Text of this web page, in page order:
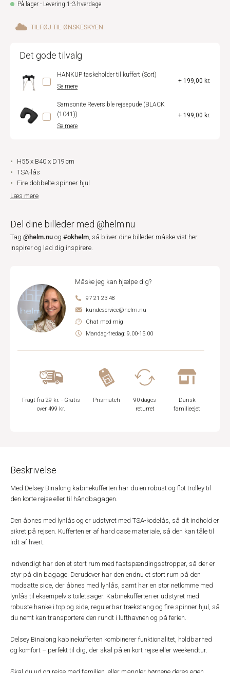
På lager - Levering 1-3 hverdage
TILFØJ TIL ØNSKESKYEN
Det gode tilvalg
HANKUP taskeholder til kuffert (Sort)
Se mere
+ 199,00 kr.
Samsonite Reversible rejsepude (BLACK
(1041))
Se mere
+ 199,00 kr.
H55 x B40 x D19 cm
TSA-lås
Fire dobbelte spinner hjul
Læs mere
Del dine billeder med @helm.nu
Tag @helm.nu og #okhelm, så bliver dine billeder måske vist her.
Inspirer og lad dig inspirere.
Måske jeg kan hjælpe dig?
97 21 23 48
kundeservice@helm.nu
Chat med mig
Mandag-fredag: 9.00-15.00
Fragt fra 29 kr. - Gratis
over 499 kr.
Prismatch
90 dages
returret
Dansk
familieejet
Beskrivelse
Med Delsey Binalong kabinekufferten har du en robust og flot trolley til
den korte rejse eller til håndbagagen.
Den åbnes med lynlås og er udstyret med TSA-kodelås, så dit indhold er
sikret på rejsen. Kufferten er af hard case materiale, så den kan tåle til
lidt af hvert.
Indvendigt har den et stort rum med fastspændingsstropper, så der er
styr på din bagage. Derudover har den endnu et stort rum på den
modsatte side, der åbnes med lynlås, samt har en stor netlomme med
lynlås til eksempelvis toiletsager. Kabinekufferten er udstyret med
robuste hanke i top og side, regulerbar trækstang og fire spinner hjul, så
du nemt kan transportere den rundt i lufthavnen og på ferien.
Delsey Binalong kabinekufferten kombinerer funktionalitet, holdbarhed
og komfort – perfekt til dig, der skal på en kort rejse eller weekendtur.